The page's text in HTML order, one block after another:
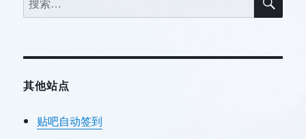
的
——
去
密
室
索：
其他站点
贴吧自动签到